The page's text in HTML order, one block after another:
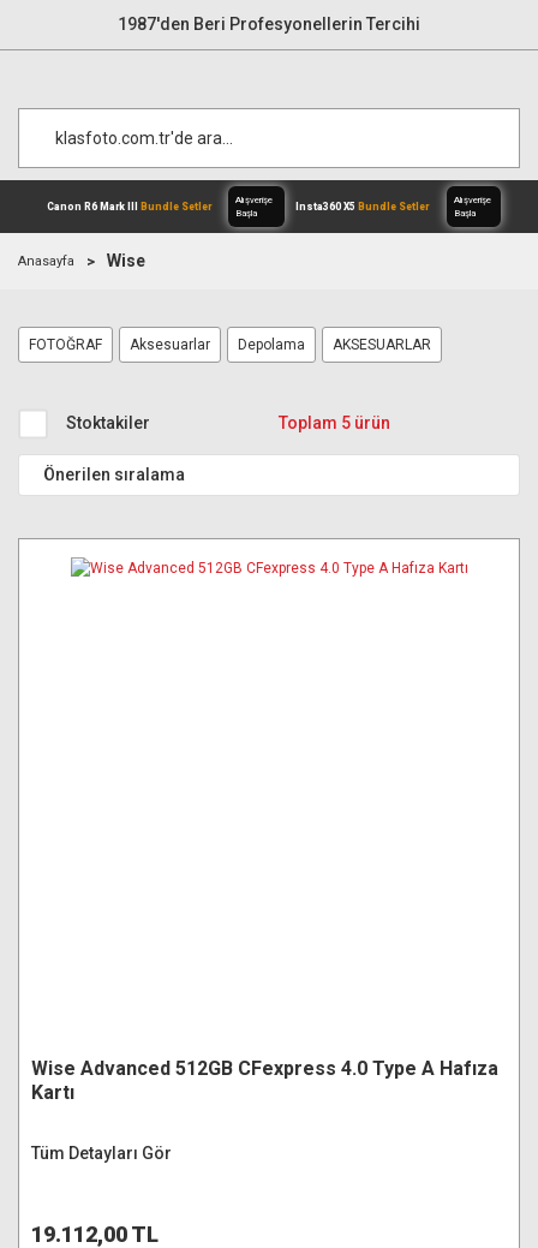
1987'den Beri Profesyonellerin Tercihi
Canon R6 Mark III Bundle Setler
Alışverişe
Başla
Anasayfa Wise
FOTOĞRAF Aksesuarlar Depolama AKSESUARLAR
Stoktakiler Toplam 5 ürün
Wise Advanced 512GB CFexpress 4.0 Type A Hafıza
Kartı
Tüm Detayları Gör
19.112,00 TL